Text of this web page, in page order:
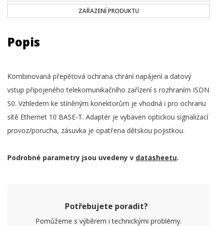
ZAŘAZENÍ PRODUKTU
Popis
Kombinovaná přepěťová ochrana chrání napájení a datový
vstup připojeného telekomunikačního zařízení s rozhraním ISDN
S0. Vzhledem ke stíněným konektorům je vhodná i pro ochranu
sítě Ethernet 10 BASE-T. Adaptér je vybaven optickou signalizací
provoz/porucha, zásuvka je opatřena dětskou pojistkou.
Podrobné parametry jsou uvedeny v datasheetu.
Potřebujete poradit?
Pomůžeme s výběrem i technickými problémy.